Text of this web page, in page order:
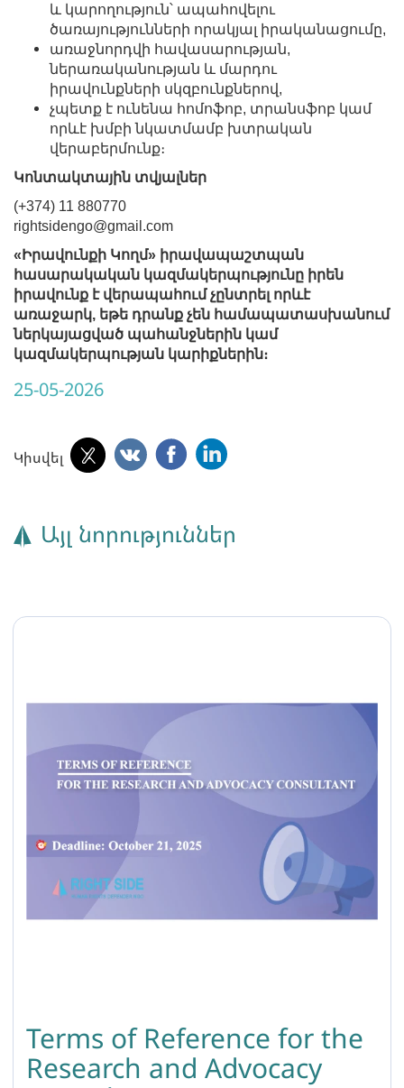
և կարողություն՝ ապահովելու
ծառայությունների որակյալ իրականացումը,
առաջնորդվի հավասարության,
ներառականության և մարդու
իրավունքների սկզբունքներով,
չպետք է ունենա հոմոֆոբ, տրանսֆոբ կամ
որևէ խմբի նկատմամբ խտրական
վերաբերմունք։
Կոնտակտային տվյալներ
(+374) 11 880770
rightsidengo@gmail.com
«Իրավունքի Կողմ» իրավապաշտպան
հասարակական կազմակերպությունը իրեն
իրավունք է վերապահում չընտրել որևէ
առաջարկ, եթե դրանք չեն համապատասխանում
ներկայացված պահանջներին կամ
կազմակերպության կարիքներին։
25-05-2026
Կիսվել
Այլ նորություններ
Terms of Reference for the
Research and Advocacy